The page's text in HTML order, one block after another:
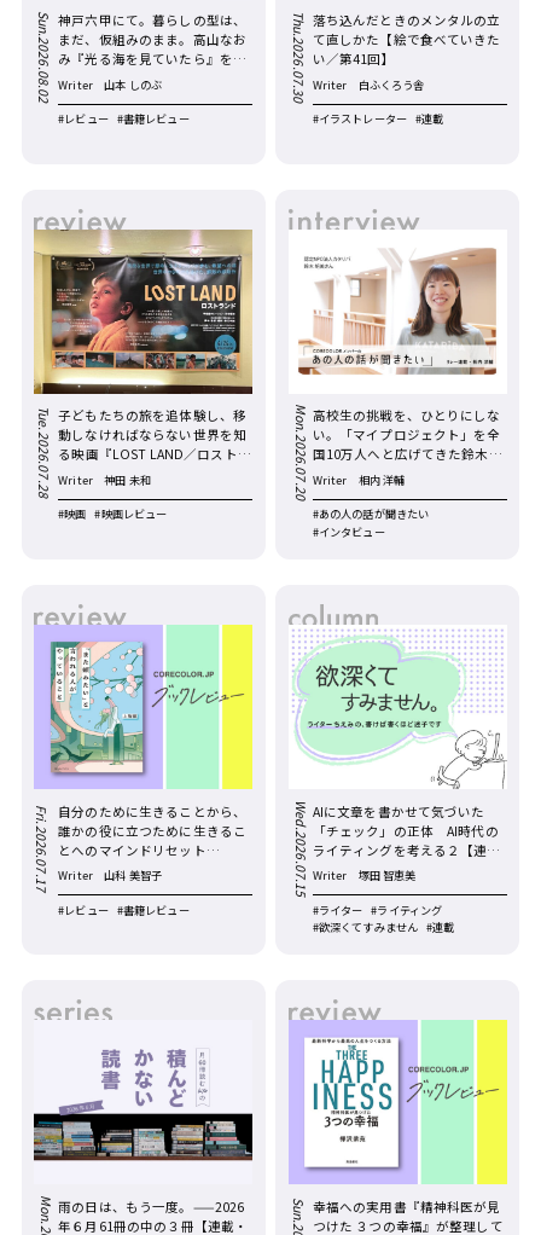
Sun.2026.08.02 神戸六甲にて。暮らしの型は、
まだ、仮組みのまま。――高山なお
み『光る海を見ていたら』を読
む。
Writer山本 しのぶ
#レビュー #書籍レビュー
Thu.2026.07.30 落ち込んだときのメンタルの立
て直しかた【絵で食べていきた
い／第41回】
Writer 白ふくろう舎
#イラストレーター #連載
Tue.2026.07.28 子どもたちの旅を追体験し、移
動しなければならない世界を知
る――映画『LOST LAND／ロストラ
ンド』
Writer神田 未和
#映画 #映画レビュー
Mon.2026.07.20 高校生の挑戦を、ひとりにしな
い。「マイプロジェクト」を全
国10万人へと広げてきた鈴木胡
美さんの原点【リレー連載・あ
Writer 相内 洋輔
#あの人の話が聞きたい
#インタビュー
Fri.2026.07.17
自分のために生きることから、
誰かの役に立つために生きるこ
とへのマインドリセット
―『「また頼みたい」と言われ
Writer山科 美智子
#レビュー #書籍レビュー
Wed.2026.07.15 AIに文章を書かせて気づいた
「チェック」の正体 AI時代の
ライティングを考える２【連
載・欲深くてすみません。／第
Writer 塚田 智恵美
#ライター #ライティング
#欲深くてすみません #連載
雨の日は、もう一度。——2026
年６月61冊の中の３冊【連載・
幸福への実用書『精神科医が見
つけた ３つの幸福』が整理して